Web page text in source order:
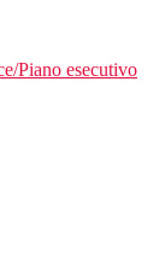
Piano esecutivo